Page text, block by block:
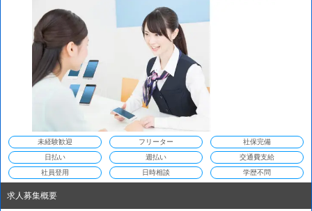
未経験歓迎 フリーター 社保完備
日払い 週払い 交通費支給
社員登用 日時相談 学歴不問
求人募集概要